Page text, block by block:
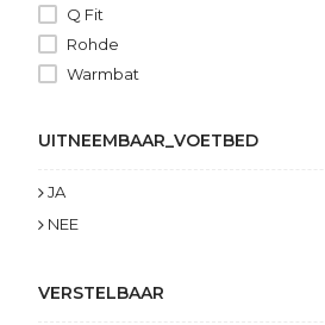
Q Fit
Rohde
Warmbat
UITNEEMBAAR_VOETBED
JA
NEE
VERSTELBAAR